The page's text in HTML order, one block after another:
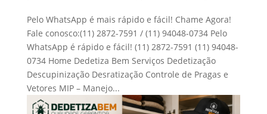
Pelo WhatsApp é mais rápido e fácil! Chame Agora!
Fale conosco:(11) 2872-7591 / (11) 94048-0734 Pelo
WhatsApp é rápido e fácil! (11) 2872-7591 (11) 94048-
0734 Home Dedetiza Bem Serviços Dedetização
Descupinização Desratização Controle de Pragas e
Vetores MIP – Manejo...